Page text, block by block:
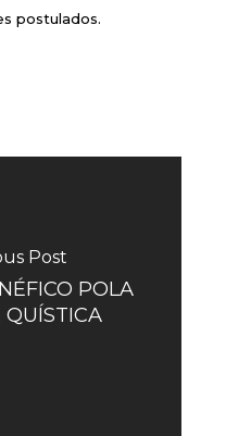
postulados.
Post
POLA
QUÍSTICA